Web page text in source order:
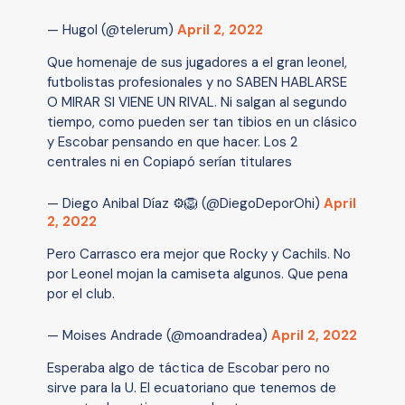
— Hugol (@telerum) April 2, 2022
Que homenaje de sus jugadores a el gran leonel,
futbolistas profesionales y no SABEN HABLARSE
O MIRAR SI VIENE UN RIVAL. Ni salgan al segundo
tiempo, como pueden ser tan tibios en un clásico
y Escobar pensando en que hacer. Los 2
centrales ni en Copiapó serían titulares
— Diego Anibal Díaz ⚙🦁 (@DiegoDeporOhi) April
2, 2022
Pero Carrasco era mejor que Rocky y Cachils. No
por Leonel mojan la camiseta algunos. Que pena
por el club.
— Moises Andrade (@moandradea) April 2, 2022
Esperaba algo de táctica de Escobar pero no
sirve para la U. El ecuatoriano que tenemos de